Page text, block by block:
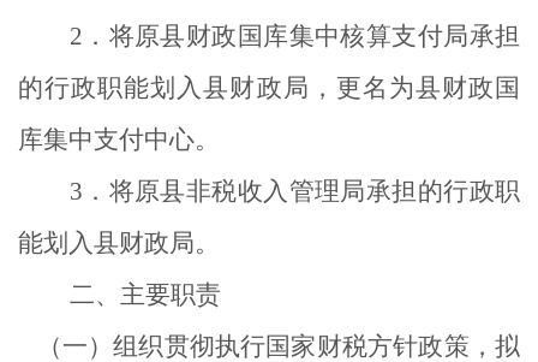
2 ．将原县财政国库集中核算支付局承担
的行政职能划入县财政局，更名为县财政国
库集中支付中心。
3 ．将原县非税收入管理局承担的行政职
能划入县财政局。
二、主要职责
（一）组织贯彻执行国家财税方针政策，拟